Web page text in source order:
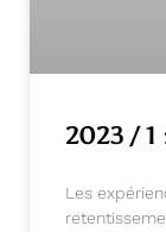
2023 / 1
Les